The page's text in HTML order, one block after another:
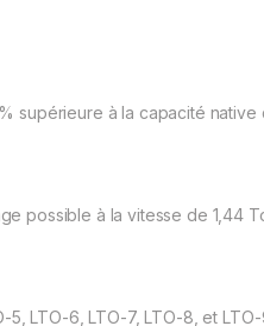
supérieure à la capacité
possible à la vitesse de 1,44
5, LTO-6, LTO-7, LTO-8, et